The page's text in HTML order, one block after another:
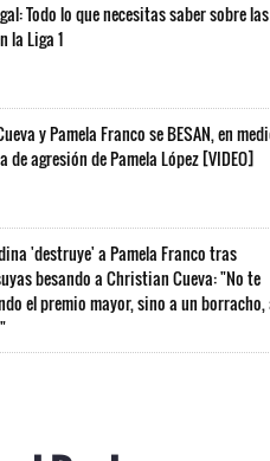
Todo lo que necesitas saber sobre las
la Liga 1
y Pamela Franco se BESAN, en
de agresión de Pamela López [VIDEO]
'destruye' a Pamela Franco tras
besando a Christian Cueva: "No te
el premio mayor, sino a un borracho,